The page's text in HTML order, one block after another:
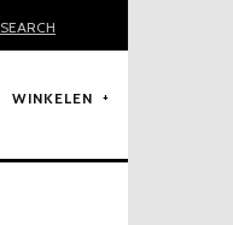
SEARCH
WINKELEN